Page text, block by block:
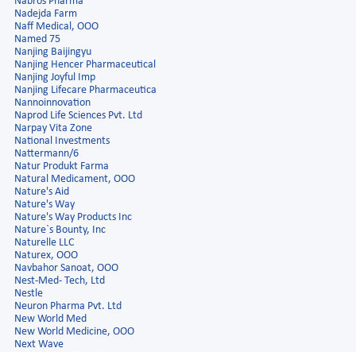
Nadejda Farm
Naff Medical, ООО
Named 75
Nanjing Baijingyu
Nanjing Hencer Pharmaceutical
Nanjing Joyful Imp
Nanjing Lifecare Pharmaceutica
Nannoinnovation
Naprod Life Sciences Pvt. Ltd
Narpay Vita Zone
National Investments
Nattermann/6
Natur Produkt Farma
Natural Medicament, ООО
Nature's Aid
Nature's Way
Nature's Way Products Inc
Nature`s Bounty, Inc
Naturelle LLC
Naturex, OOO
Navbahor Sanoat, ООО
Nest-Med- Tech, Ltd
Nestle
Neuron Pharma Pvt. Ltd
New World Med
New World Medicine, ООО
Next Wave